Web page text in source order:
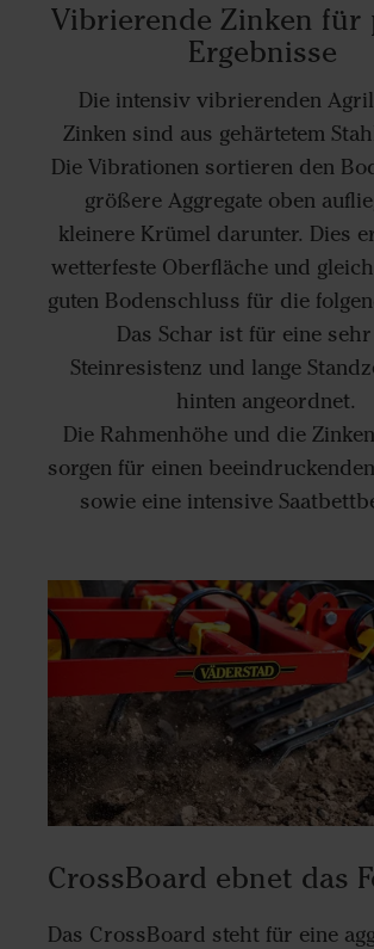
Vibrierende Zinken für
Ergebnisse
Die intensiv vibrierenden
Zinken sind aus gehärtetem
Die Vibrationen sortieren den
größere Aggregate oben
kleinere Krümel darunter. Dies
wetterfeste Oberfläche und
guten Bodenschluss für die
Das Schar ist für eine
Steinresistenz und lange
hinten angeordnet.
Die Rahmenhöhe und die
sorgen für einen
sowie eine intensive
CrossBoard ebnet das
Das CrossBoard steht für eine